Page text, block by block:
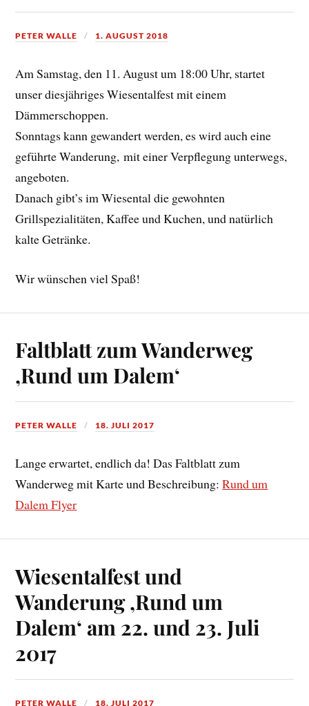
PETER WALLE 1. AUGUST 2018
Am Samstag, den 11. August um 18:00 Uhr, startet
unser diesjähriges Wiesentalfest mit einem
Dämmerschoppen.
Sonntags kann gewandert werden, es wird auch eine
geführte Wanderung, mit einer Verpflegung unterwegs,
angeboten.
Danach gibt’s im Wiesental die gewohnten
Grillspezialitäten, Kaffee und Kuchen, und natürlich
kalte Getränke.
Wir wünschen viel Spaß!
Faltblatt zum Wanderweg
‚Rund um Dalem‘
PETER WALLE 18. JULI 2017
Lange erwartet, endlich da! Das Faltblatt zum
Wanderweg mit Karte und Beschreibung:Rund um
Dalem Flyer
Wiesentalfest und
Wanderung ‚Rund um
Dalem‘ am 22. und 23. Juli
2017
PETER WALLE 18. JULI 2017